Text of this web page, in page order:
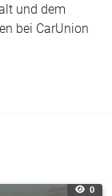
und dem
bei CarUnion
0